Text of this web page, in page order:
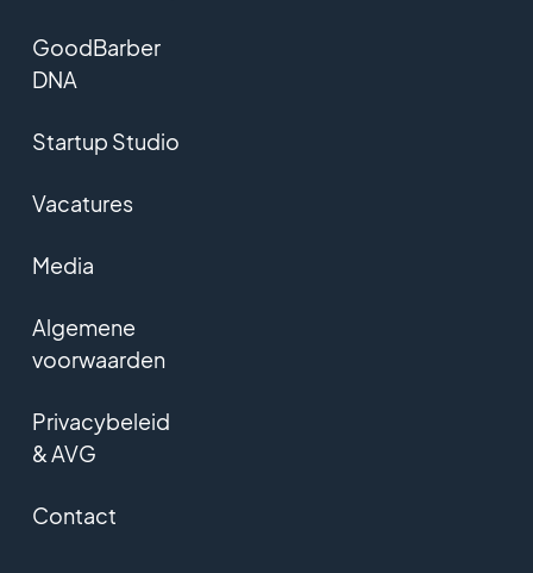
GoodBarber
DNA
Startup Studio
Vacatures
Media
Algemene
voorwaarden
Privacybeleid
& AVG
Contact